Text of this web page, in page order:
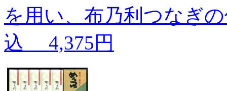
を用い、布乃利つなぎ
込
4,375円